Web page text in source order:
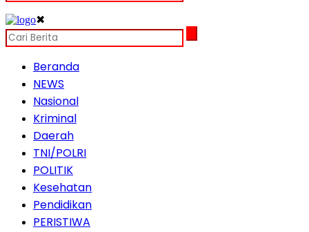
✖
Beranda
NEWS
Nasional
Kriminal
Daerah
TNI/POLRI
POLITIK
Kesehatan
Pendidikan
PERISTIWA